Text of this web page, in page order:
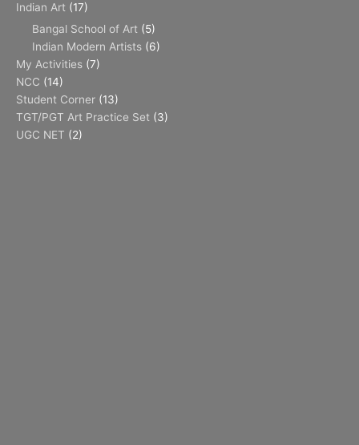
Indian Art (17)
Bangal School of Art (5)
Indian Modern Artists (6)
My Activities (7)
NCC (14)
Student Corner (13)
TGT/PGT Art Practice Set (3)
UGC NET (2)